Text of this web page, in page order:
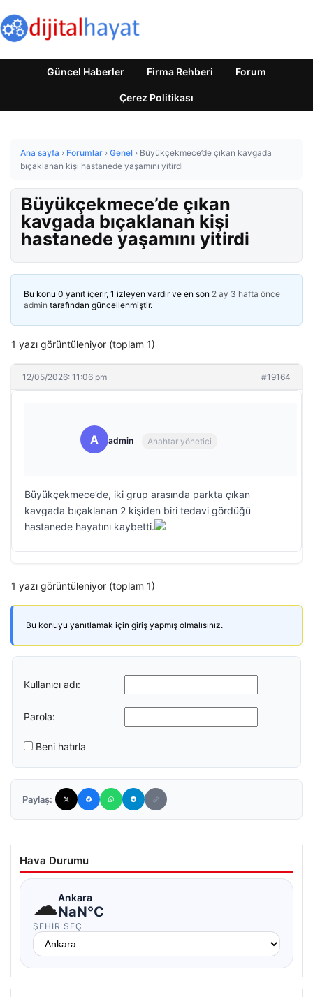
Güncel Haberler Firma Rehberi Forum
Çerez Politikası
Ana sayfa › Forumlar › Genel › Büyükçekmece’de çıkan kavgada
bıçaklanan kişi hastanede yaşamını yitirdi
Büyükçekmece’de çıkan
kavgada bıçaklanan kişi
hastanede yaşamını yitirdi
Bu konu 0 yanıt içerir, 1 izleyen vardır ve en son 2 ay 3 hafta önce
admin tarafından güncellenmiştir.
1 yazı görüntüleniyor (toplam 1)
12/05/2026: 11:06 pm #19164
A admin Anahtar yönetici
Büyükçekmece’de, iki grup arasında parkta çıkan
kavgada bıçaklanan 2 kişiden biri tedavi gördüğü
hastanede hayatını kaybetti.
1 yazı görüntüleniyor (toplam 1)
Bu konuyu yanıtlamak için giriş yapmış olmalısınız.
Kullanıcı adı:
Parola:
Beni hatırla
Paylaş:
Hava Durumu
☁Ankara
NaN°C
ŞEHIR SEÇ